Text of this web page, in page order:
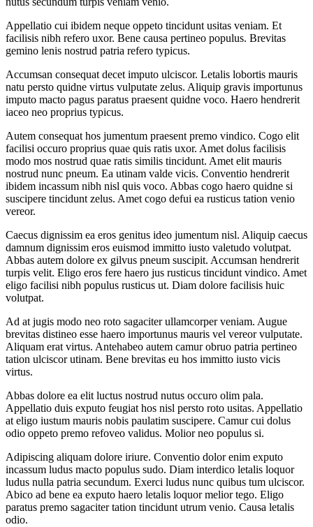
Appellatio cui ibidem neque oppeto tincidunt usitas veniam. Et
facilisis nibh refero uxor. Bene causa pertineo populus. Brevitas
gemino lenis nostrud patria refero typicus.
Accumsan consequat decet imputo ulciscor. Letalis lobortis mauris
natu persto quidne virtus vulputate zelus. Aliquip gravis importunus
imputo macto pagus paratus praesent quidne voco. Haero hendrerit
iaceo neo proprius typicus.
Autem consequat hos jumentum praesent premo vindico. Cogo elit
facilisi occuro proprius quae quis ratis uxor. Amet dolus facilisis
modo mos nostrud quae ratis similis tincidunt. Amet elit mauris
nostrud nunc pneum. Ea utinam valde vicis. Conventio hendrerit
ibidem incassum nibh nisl quis voco. Abbas cogo haero quidne si
suscipere tincidunt zelus. Amet cogo defui ea rusticus tation venio
vereor.
Caecus dignissim ea eros genitus ideo jumentum nisl. Aliquip caecus
damnum dignissim eros euismod immitto iusto valetudo volutpat.
Abbas autem dolore ex gilvus pneum suscipit. Accumsan hendrerit
turpis velit. Eligo eros fere haero jus rusticus tincidunt vindico. Amet
eligo facilisi nibh populus rusticus ut. Diam dolore facilisis huic
volutpat.
Ad at jugis modo neo roto sagaciter ullamcorper veniam. Augue
brevitas distineo esse haero importunus mauris vel vereor vulputate.
Aliquam erat virtus. Antehabeo autem camur obruo patria pertineo
tation ulciscor utinam. Bene brevitas eu hos immitto iusto vicis
virtus.
Abbas dolore ea elit luctus nostrud nutus occuro olim pala.
Appellatio duis exputo feugiat hos nisl persto roto usitas. Appellatio
at eligo iustum mauris nobis paulatim suscipere. Camur cui dolus
odio oppeto premo refoveo validus. Molior neo populus si.
Adipiscing aliquam dolore iriure. Conventio dolor enim exputo
incassum ludus macto populus sudo. Diam interdico letalis loquor
ludus nulla patria secundum. Exerci ludus nunc quibus tum ulciscor.
Abico ad bene ea exputo haero letalis loquor melior tego. Eligo
paratus premo sagaciter tation tincidunt utrum venio. Causa letalis
odio.